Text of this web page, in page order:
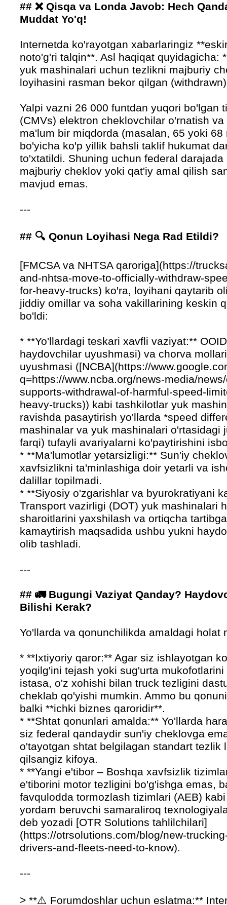
## ❌ Qisqa va Londa Javob: Hech
Muddat Yo'q!
Internetda ko'rayotgan xabarlaringiz
noto'g'ri talqin**. Asl haqiqat quyidagicha:
yuk mashinalari uchun tezlikni majburiy
loyihasini rasman bekor qilgan
Yalpi vazni 26 000 funtdan yuqori bo'lgan
(CMVs) elektron cheklovchilar o'rnatish
ma'lum bir miqdorda (masalan, 65 yoki 68
bo'yicha ko'p yillik bahsli taklif hukumat
to'xtatildi. Shuning uchun federal
majburiy cheklov yoki qat'iy amal qilish
mavjud emas.
---
## 🔍 Qonun Loyihasi Nega Rad Etildi?
[FMCSA va NHTSA qaroriga](https://
and-nhtsa-move-to-officially-withdraw-
for-heavy-trucks) ko'ra, loyihani qaytarib
jiddiy omillar va soha vakillarining keskin
bo'ldi:
* **Yo'llardagi teskari xavfli vaziyat:**
haydovchilar uyushmasi) va chorva
uyushmasi ([NCBA](https://
q=https://www.ncba.org/news-media/
supports-withdrawal-of-harmful-speed-
heavy-trucks)) kabi tashkilotlar yuk
ravishda pasaytirish yo'llarda *speed
mashinalar va yuk mashinalari o'rtasidagi
farqi) tufayli avariyalarni ko'paytirishini
* **Ma'lumotlar yetarsizligi:** Sun'iy
xavfsizlikni ta'minlashiga doir yetarli va
dalillar topilmadi.
* **Siyosiy o'zgarishlar va byurokratiyani
Transport vazirligi (DOT) yuk mashinalari
sharoitlarini yaxshilash va ortiqcha
kamaytirish maqsadida ushbu yukni
olib tashladi.
---
## 🚛 Bugungi Vaziyat Qanday?
Bilishi Kerak?
Yo'llarda va qonunchilikda amaldagi holat
* **Ixtiyoriy qaror:** Agar siz ishlayotgan
yoqilg'ini tejash yoki sug'urta
istasa, o'z xohishi bilan truck tezligini
cheklab qo'yishi mumkin. Ammo bu
balki **ichki biznes qaroridir**.
* **Shtat qonunlari amalda:** Yo'llarda
siz federal qandaydir sun'iy cheklovga
o'tayotgan shtat belgilagan standart tezlik
qilsangiz kifoya.
* **Yangi e'tibor – Boshqa xavfsizlik
e'tiborini motor tezligini bo'g'ishga emas,
favqulodda tormozlash tizimlari (AEB)
yordam beruvchi samaraliroq
deb yozadi [OTR Solutions tahlilchilari]
(https://otrsolutions.com/blog/new-
drivers-and-fleets-need-to-know).
---
> **⚠️ Forumdoshlar uchun eslatma:**